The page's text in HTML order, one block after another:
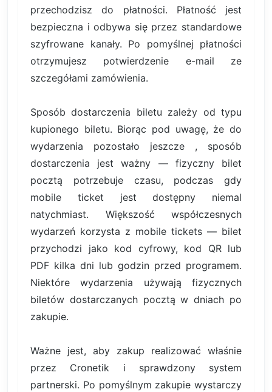
przechodzisz do płatności. Płatność jest
bezpieczna i odbywa się przez standardowe
szyfrowane kanały. Po pomyślnej płatności
otrzymujesz potwierdzenie e-mail ze
szczegółami zamówienia.
Sposób dostarczenia biletu zależy od typu
kupionego biletu. Biorąc pod uwagę, że do
wydarzenia pozostało jeszcze , sposób
dostarczenia jest ważny — fizyczny bilet
pocztą potrzebuje czasu, podczas gdy
mobile ticket jest dostępny niemal
natychmiast. Większość współczesnych
wydarzeń korzysta z mobile tickets — bilet
przychodzi jako kod cyfrowy, kod QR lub
PDF kilka dni lub godzin przed programem.
Niektóre wydarzenia używają fizycznych
biletów dostarczanych pocztą w dniach po
zakupie.
Ważne jest, aby zakup realizować właśnie
przez Cronetik i sprawdzony system
partnerski. Po pomyślnym zakupie wystarczy